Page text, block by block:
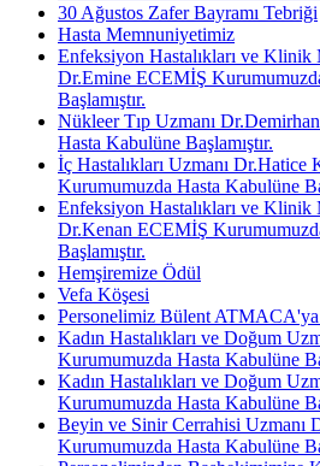
30 Ağustos Zafer Bayramı Tebriği
Hasta Memnuniyetimiz
Enfeksiyon Hastalıkları ve
Dr.Emine ECEMİŞ
Başlamıştır.
Nükleer Tıp Uzmanı
Hasta Kabulüne Başlamıştır.
İç Hastalıkları Uzmanı
Kurumumuzda Hasta Kabulüne
Enfeksiyon Hastalıkları ve
Dr.Kenan ECEMİŞ
Başlamıştır.
Hemşiremize Ödül
Vefa Köşesi
Personelimiz Bülent ATMACA'ya
Kadın Hastalıkları ve Doğum
Kurumumuzda Hasta Kabulüne
Kadın Hastalıkları ve Doğum
Kurumumuzda Hasta Kabulüne
Beyin ve Sinir Cerrahisi Uzmanı
Kurumumuzda Hasta Kabulüne